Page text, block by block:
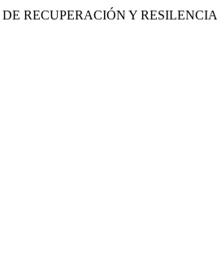
RECUPERACIÓN Y RESILENCIA